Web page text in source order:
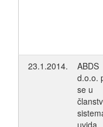
23.1.2014.
ABDS
d.o.o.
se u